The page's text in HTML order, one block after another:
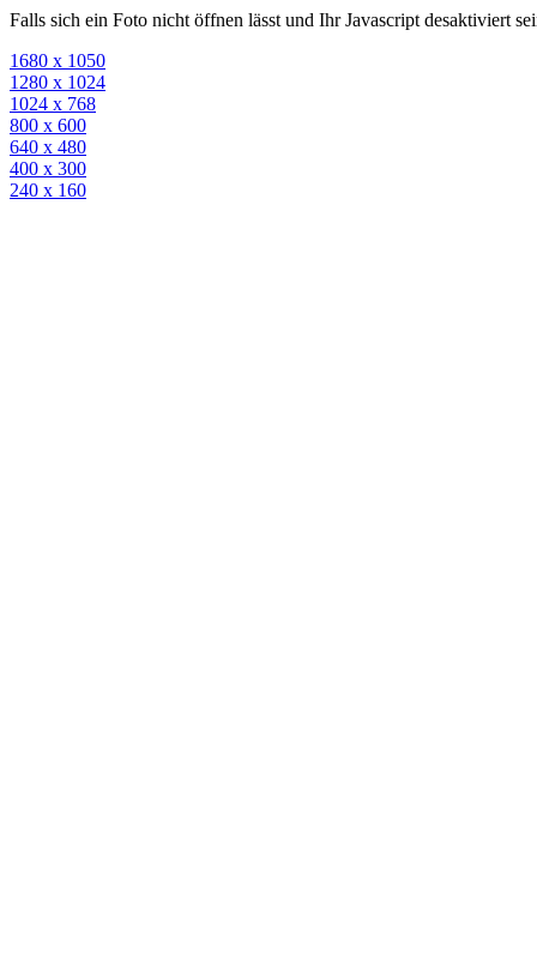
Falls sich ein Foto nicht öffnen lässt und Ihr Javascript desaktiviert
1680 x 1050
1280 x 1024
1024 x 768
800 x 600
640 x 480
400 x 300
240 x 160